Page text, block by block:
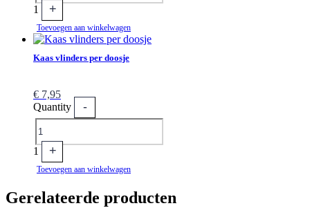
1 +
Toevoegen aan winkelwagen
Kaas vlinders per doosje
€ 7,95
Quantity
-
1 +
Toevoegen aan winkelwagen
Gerelateerde producten